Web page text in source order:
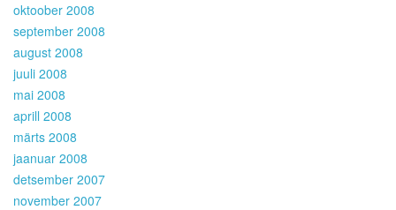
oktoober 2008
september 2008
august 2008
juuli 2008
mai 2008
aprill 2008
märts 2008
jaanuar 2008
detsember 2007
november 2007